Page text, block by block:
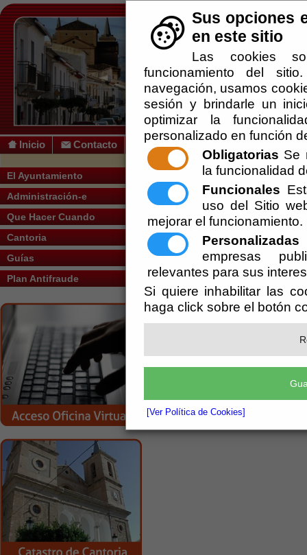
Sus opciones
en este sitio
Las cookies
funcionamiento del
navegación, usamos
sesión y brindarle un
optimizar la
personalizado en función
Obligatorias Se
la funcionalidad
Funcionales
uso del Sitio
mejorar el funcionamiento.
Personalizadas
empresas
relevantes para sus
Si quiere inhabilitar las
haga click sobre el botón
[Ver Política de Cookies]
Inicio Contacto
El Ayuntamiento
Administración-e
Que Hacer Cuando
Cantoria
Guías
Plan Antifraude
Usted se encuentra
el marco del
Vida Saludable y
una asistencia
municipales 2025,
actividades del
Vigente.
Escuchar
Anexos
Anexo SUBVENCION ACTIVIDADES